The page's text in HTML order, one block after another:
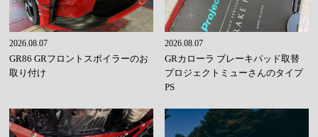
2026.08.07
GR86 GRフロントスポイラーのお
取り付け
2026.08.07
GRカローラ ブレーキパッド取替
プロジェクトミューさんのタイプ
PS